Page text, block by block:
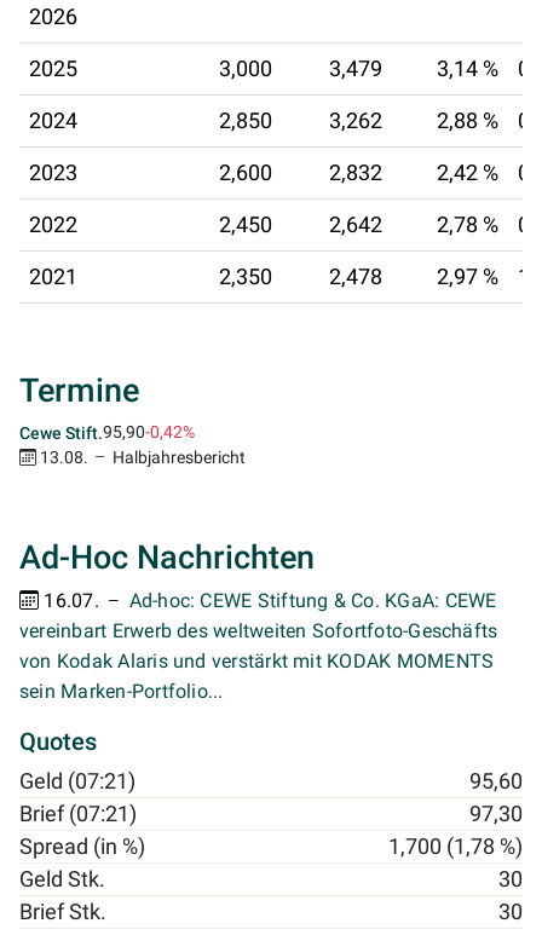
2026
2025 3,000 3,479 3,14 %
2024 2,850 3,262 2,88 %
2023 2,600 2,832 2,42 %
2022 2,450 2,642 2,78 %
2021 2,350 2,478 2,97 %
Termine
Cewe Stift.95,90-0,42%
13.08.
Halbjahresbericht
Ad-Hoc Nachrichten
16.07.
Ad-hoc: CEWE Stiftung & Co. KGaA: CEWE
vereinbart Erwerb des weltweiten Sofortfoto-Geschäfts
von Kodak Alaris und verstärkt mit KODAK MOMENTS
sein Marken-Portfolio...
Quotes
Geld (07:21)
95,60
Brief (07:21)
97,30
Spread (in %)
1,700 (1,78 %)
Geld Stk.
30
Brief Stk.
30